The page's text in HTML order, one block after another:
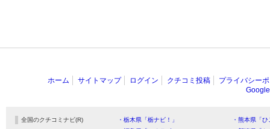
ホーム サイトマップ ログイン クチコミ投稿
プライバシー
全国のクチコミナビ(R) ・栃木県「栃ナビ！」
・熊本県「